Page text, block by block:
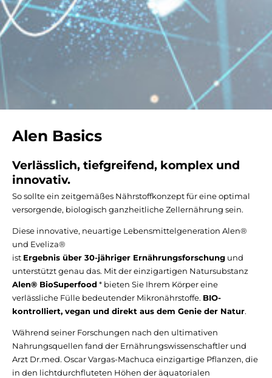
Alen Basics
Verlässlich, tiefgreifend, komplex und
innovativ.
So sollte ein zeitgemäßes Nährstoffkonzept für eine optimal
versorgende, biologisch ganzheitliche Zellernährung sein.
Diese innovative, neuartige Lebensmittelgeneration Alen®
und Eveliza®
ist Ergebnis über 30-jähriger Ernährungsforschung und
unterstützt genau das. Mit der einzigartigen Natursubstanz
Alen® BioSuperfood * bieten Sie Ihrem Körper eine
verlässliche Fülle bedeutender Mikronährstoffe. BIO-
kontrolliert, vegan und direkt aus dem Genie der Natur.
Während seiner Forschungen nach den ultimativen
Nahrungsquellen fand der Ernährungswissenschaftler und
Arzt Dr.med. Oscar Vargas-Machuca einzigartige Pflanzen, die
in den lichtdurchfluteten Höhen der äquatorialen